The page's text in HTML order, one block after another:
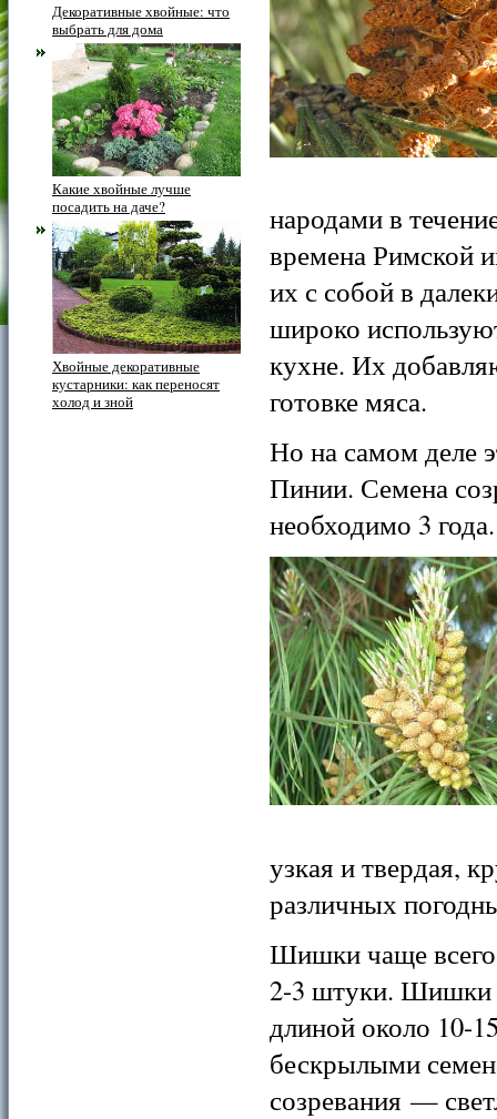
Декоративные хвойные: что
выбрать для дома
Какие хвойные лучше
посадить на даче?
Хвойные декоративные
кустарники: как переносят
холод и зной
народами в
времена Римской
их с собой в
широко
кухне. Их
готовке мяса.
Но на самом деле
Пинии. Семена
необходимо 3
узкая и твердая,
различных
Шишки чаще всего
2-3 штуки. Шишки
длиной около 10-
бескрылыми
созревания —